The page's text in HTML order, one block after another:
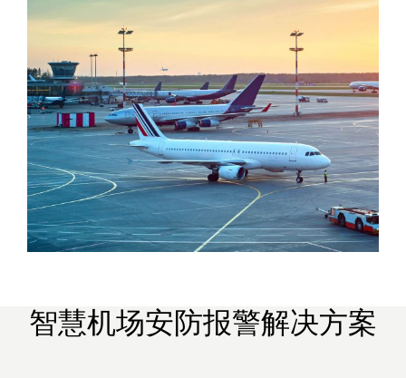
智慧机场安防报警解决方案